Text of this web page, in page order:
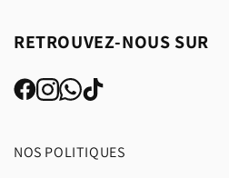
RETROUVEZ-NOUS SUR
NOS POLITIQUES